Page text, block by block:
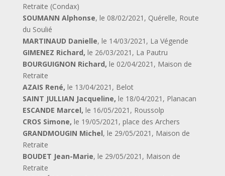
Retraite (Condax)
SOUMANN Alphonse, le 08/02/2021, Quérelle, Route
du Soulié
MARTINAUD Danielle, le 14/03/2021, La Végende
GIMENEZ Richard, le 26/03/2021, La Pautru
BOURGUIGNON Richard, le 02/04/2021, Maison de
Retraite
AZAIS René, le 13/04/2021, Belot
SAINT JULLIAN Jacqueline, le 18/04/2021, Planacan
ESCANDE Marcel, le 16/05/2021, Roussolp
CROS Simone, le 19/05/2021, place des Archers
GRANDMOUGIN Michel, le 29/05/2021, Maison de
Retraite
BOUDET Jean-Marie, le 29/05/2021, Maison de
Retraite